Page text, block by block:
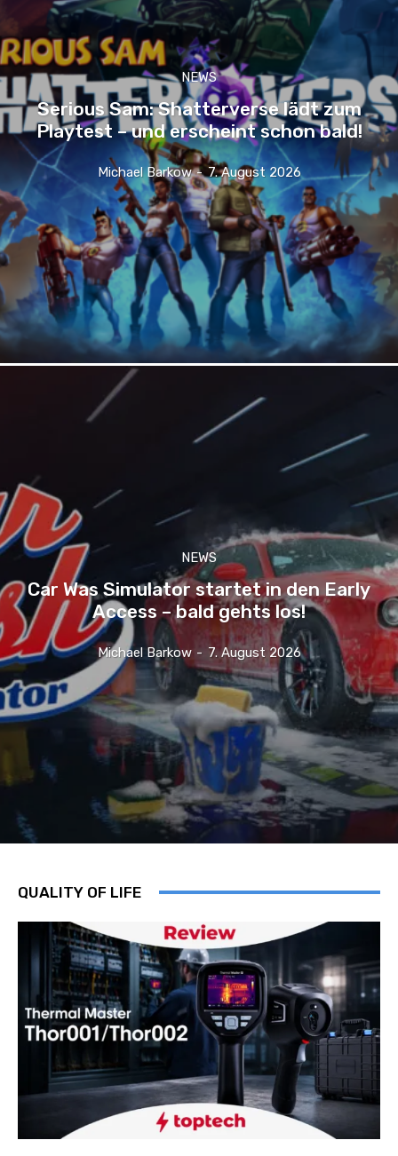
NEWS
Serious Sam: Shatterverse lädt zum
Playtest – und erscheint schon bald!
Michael Barkow - 7. August 2026
NEWS
Car Was Simulator startet in den Early
Access – bald gehts los!
Michael Barkow - 7. August 2026
QUALITY OF LIFE